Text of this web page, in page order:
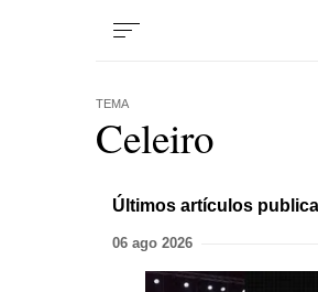
TEMA
Celeiro
Últimos artículos
06 ago 2026